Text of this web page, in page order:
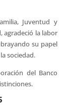
Juventud y
agradeció la labor
su papel
sociedad.
del Banco